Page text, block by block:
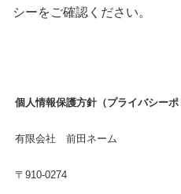
シーをご確認ください。
個人情報保護方針（プライバシー
有限会社 前田ネーム
〒910-0274